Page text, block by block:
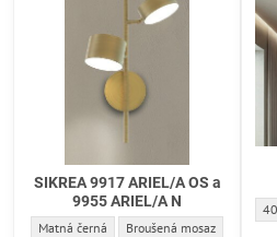
SIKREA 9917 ARIEL/A OS a
9955 ARIEL/A N
SIKREA 9917 ARIEL/A OS a 9955 ARIEL/A
Matná černá SIKREA 9917 ARIEL/A OS
Broušená mosaz